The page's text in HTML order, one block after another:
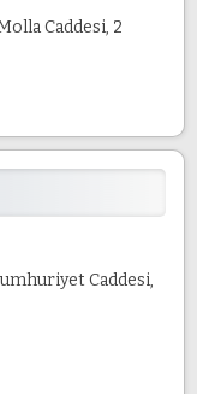
Caddesi, 2
Caddesi,